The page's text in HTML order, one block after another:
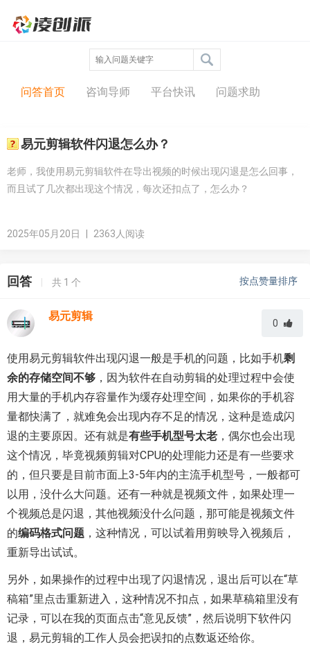
问答中心
问答首页 咨询导师 平台快讯 问题求助
易元剪辑软件闪退怎么办？
老师，我使用易元剪辑软件在导出视频的时候出现闪退是怎么回事，
而且试了几次都出现这个情况，每次还扣点了，怎么办？
2025年05月20日 2363人阅读
回答 | 共 1 个 按点赞量排序
易元剪辑
0
使用易元剪辑软件出现闪退一般是手机的问题，比如手机剩
余的存储空间不够 ，因为软件在自动剪辑的处理过程中会使
用大量的手机内存容量作为缓存处理空间，如果你的手机容
量都快满了，就难免会出现内存不足的情况，这种是造成闪
退的主要原因。还有就是有些手机型号太老 ，偶尔也会出现
这个情况，毕竟视频剪辑对CPU的处理能力还是有一些要求
的，但只要是目前市面上3-5年内的主流手机型号，一般都可
以用，没什么大问题。还有一种就是视频文件，如果处理一
个视频总是闪退，其他视频没什么问题，那可能是视频文件
的编码格式问题 ，这种情况，可以试着用剪映导入视频后，
重新导出试试。
另外，如果操作的过程中出现了闪退情况，退出后可以在“草
稿箱”里点击重新进入，这种情况不扣点，如果草稿箱里没有
记录，可以在我的页面点击“意见反馈”，然后说明下软件闪
退，易元剪辑的工作人员会把误扣的点数返还给你。